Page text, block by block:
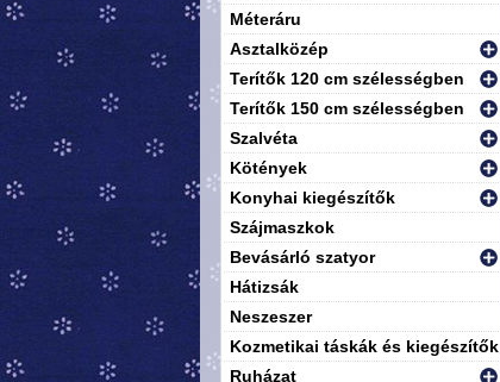
Méteráru
Asztalközép
Terítők 120 cm szélességben
Terítők 150 cm szélességben
Szalvéta
Kötények
Konyhai kiegészítők
Szájmaszkok
Bevásárló szatyor
Hátizsák
Neszeszer
Kozmetikai táskák és kiegészítők
Ruházat